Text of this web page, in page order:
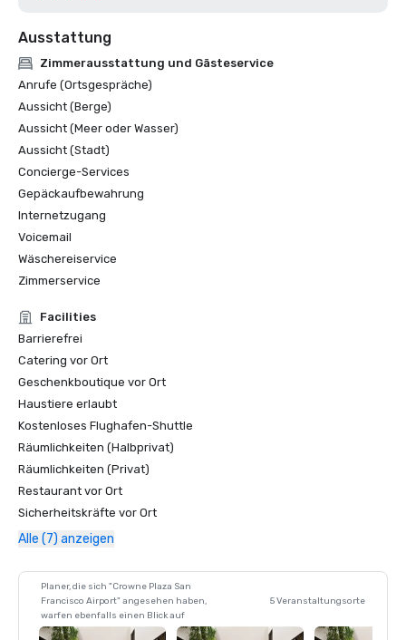
Ausstattung
Zimmerausstattung und Gästeservice
Anrufe (Ortsgespräche)
Aussicht (Berge)
Aussicht (Meer oder Wasser)
Aussicht (Stadt)
Concierge-Services
Gepäckaufbewahrung
Internetzugang
Voicemail
Wäschereiservice
Zimmerservice
Facilities
Barrierefrei
Catering vor Ort
Geschenkboutique vor Ort
Haustiere erlaubt
Kostenloses Flughafen-Shuttle
Räumlichkeiten (Halbprivat)
Räumlichkeiten (Privat)
Restaurant vor Ort
Sicherheitskräfte vor Ort
Alle (7) anzeigen
Planer, die sich "Crowne Plaza San
Francisco Airport" angesehen haben,
warfen ebenfalls einen Blick auf
5 Veranstaltungsorte